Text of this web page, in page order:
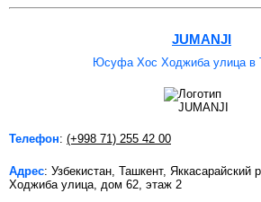
JUMANJI
Юсуфа Хос Ходжиба улица в
Телефон: (+998 71) 255 42 00
Адрес: Узбекистан, Ташкент,
Ходжиба улица, дом 62, этаж 2